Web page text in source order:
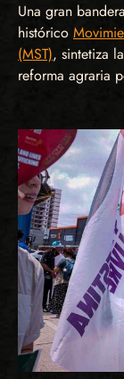
Una gran
histórico
(MST), sintetiza
reforma agraria